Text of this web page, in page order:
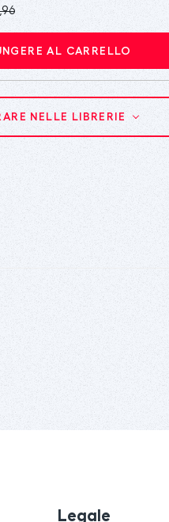
AL CARRELLO
NELLE LIBRERIE
Legale